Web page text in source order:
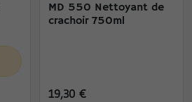
MD 550 Nettoyant de
crachoir 750ml
19,30 €